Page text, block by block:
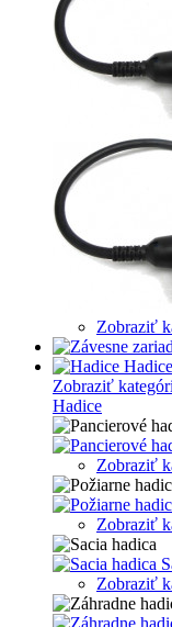
Zobraziť
Hadice
Zobraziť
Hadice
Zobraziť
Zobraziť
Zobraziť